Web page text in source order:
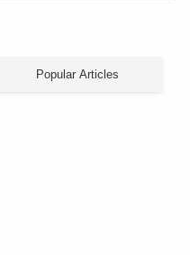
Popular Articles